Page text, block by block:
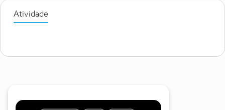
Atividade